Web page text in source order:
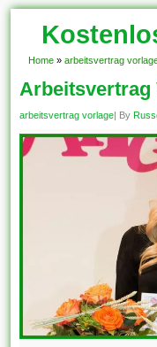
Home » arbeitsvertrag
Arbeitsvertrag
arbeitsvertrag vorlage| By